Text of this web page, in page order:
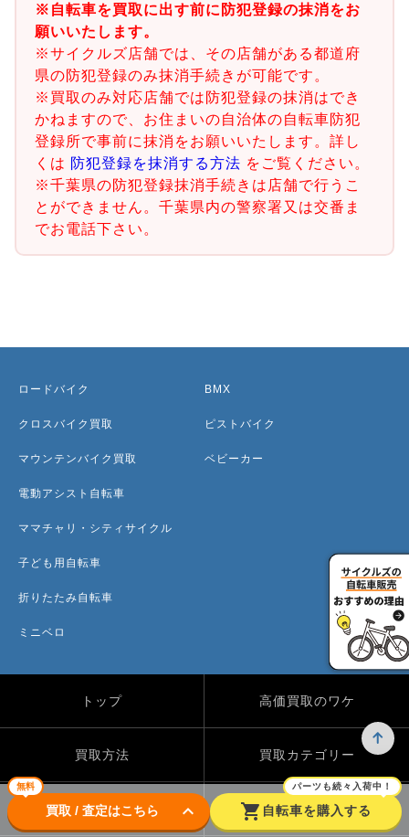
※自転車を買取に出す前に防犯登録の抹消をお
願いいたします。
※サイクルズ店舗では、その店舗がある都道府
県の防犯登録のみ抹消手続きが可能です。
※買取のみ対応店舗では防犯登録の抹消はでき
かねますので、お住まいの自治体の自転車防犯
登録所で事前に抹消をお願いいたします。詳し
くは 防犯登録を抹消する方法 をご覧ください。
※千葉県の防犯登録抹消手続きは店舗で行うこ
とができません。千葉県内の警察署又は交番ま
でお電話下さい。
無料
買取 / 査定はこちら keyboard_arrow_down shopping_cart
パーツも続々入荷中！
自転車を購入する
ロードバイク
クロスバイク買取
マウンテンバイク買取
電動アシスト自転車
ママチャリ・シティサイクル
子ども用自転車
折りたたみ自転車
ミニベロ
BMX
ピストバイク
ベビーカー
トップ 高価買取のワケ
買取方法 買取カテゴリー
買取実績 自転車のコラム